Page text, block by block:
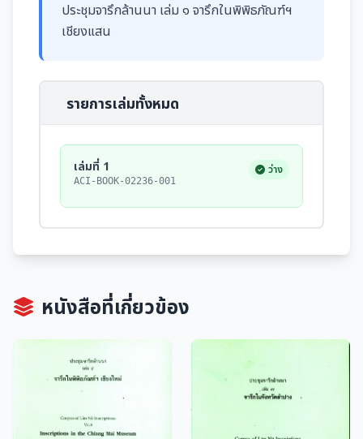
ประชุมจารึกล้านนา เล่ม ๑ จารึกในพิพิธภัณฑ์ฯ
เชียงแสน
รายการเล่มทั้งหมด
เล่มที่ 1
ACI-BOOK-02236-001
ว่าง
หนังสือที่เกี่ยวข้อง